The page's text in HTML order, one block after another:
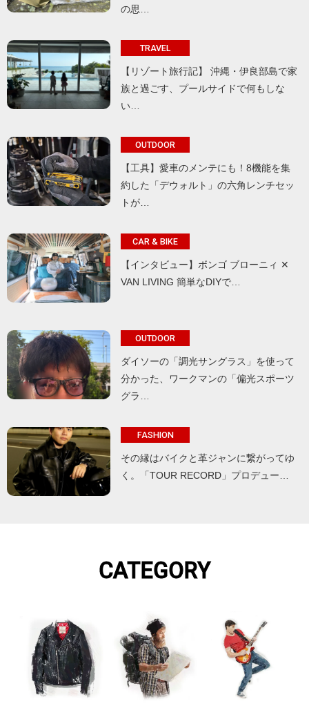
の思…
TRAVEL
【リゾート旅行記】 沖縄・伊良部島で家
族と過ごす、プールサイドで何もしな
い…
OUTDOOR
【工具】愛車のメンテにも！8機能を集
約した「デウォルト」の六角レンチセッ
トが…
CAR & BIKE
【インタビュー】ボンゴ ブローニィ ✕
VAN LIVING 簡単なDIYで…
OUTDOOR
ダイソーの「調光サングラス」を使って
分かった、ワークマンの「偏光スポーツ
グラ…
FASHION
その縁はバイクと革ジャンに繋がってゆ
く。「TOUR RECORD」プロデュー…
CATEGORY